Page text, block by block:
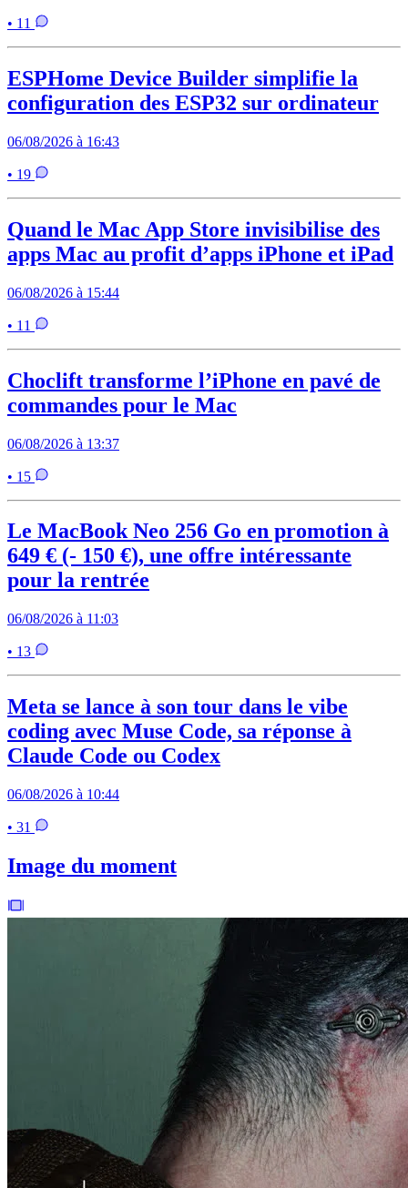
• 11
ESPHome Device Builder simplifie la
configuration des ESP32 sur ordinateur
06/08/2026 à 16:43
• 19
Quand le Mac App Store invisibilise des
apps Mac au profit d’apps iPhone et iPad
06/08/2026 à 15:44
• 11
Choclift transforme l’iPhone en pavé de
commandes pour le Mac
06/08/2026 à 13:37
• 15
Le MacBook Neo 256 Go en promotion à
649 € (- 150 €), une offre intéressante
pour la rentrée
06/08/2026 à 11:03
• 13
Meta se lance à son tour dans le vibe
coding avec Muse Code, sa réponse à
Claude Code ou Codex
06/08/2026 à 10:44
• 31
Image du moment